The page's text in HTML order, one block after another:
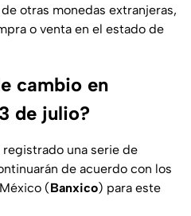
otras monedas extranjeras,
o venta en el estado de
cambio en
de julio?
registrado una serie de
de acuerdo con los
(Banxico) para este